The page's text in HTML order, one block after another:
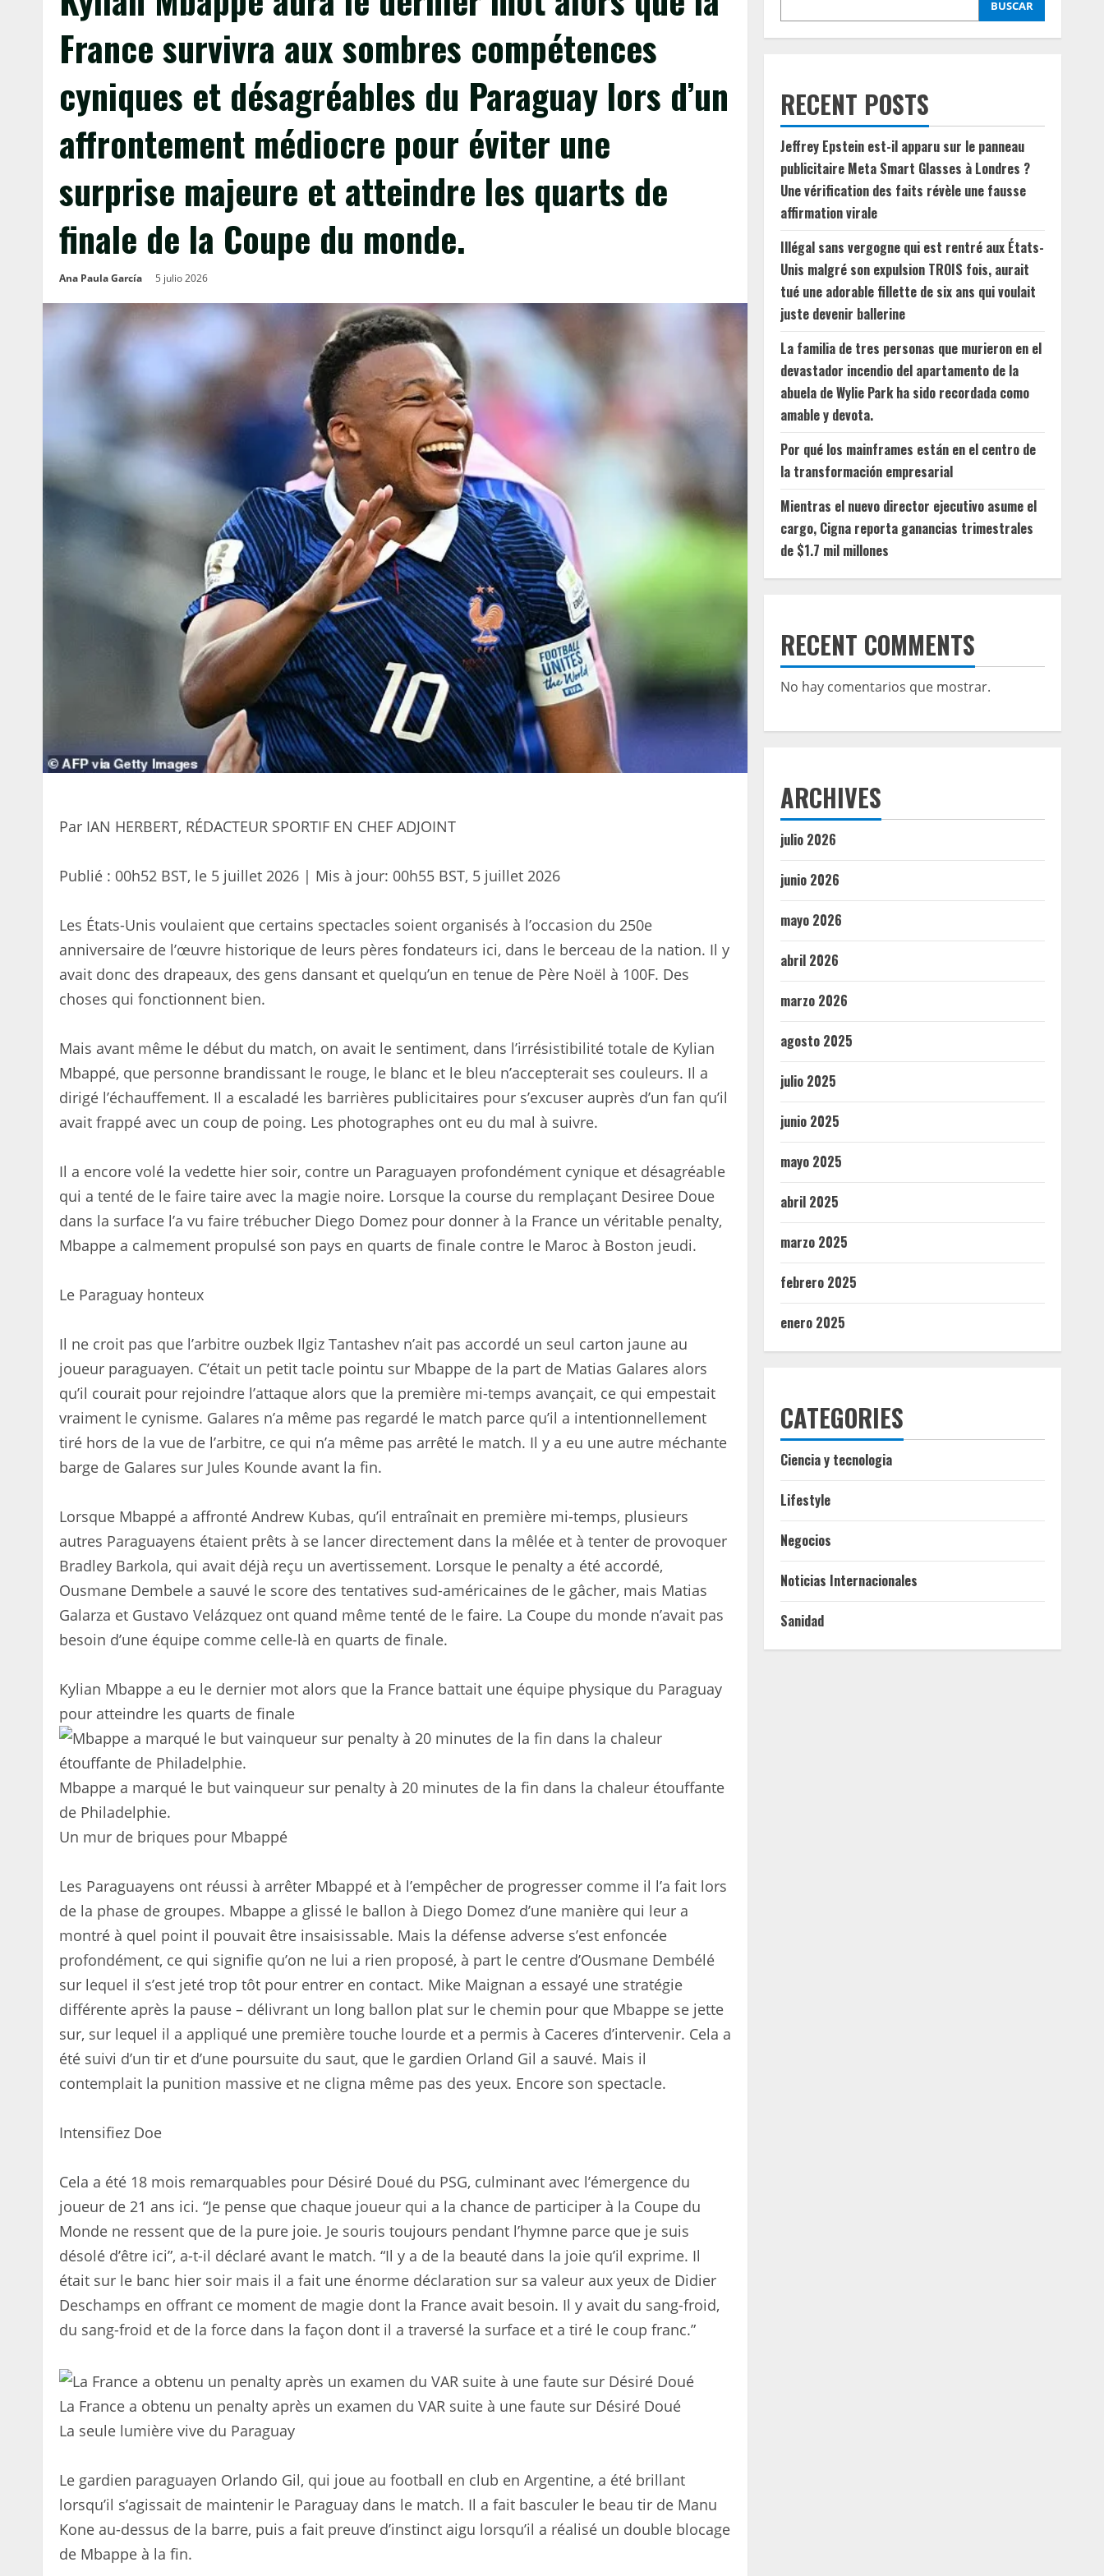
France survivra aux sombres compétences
cyniques et désagréables du Paraguay lors d’un
affrontement médiocre pour éviter une
surprise majeure et atteindre les quarts de
finale de la Coupe du monde.
Ana Paula García 5 julio 2026
Par IAN HERBERT, RÉDACTEUR SPORTIF EN CHEF ADJOINT
Publié : 00h52 BST, le 5 juillet 2026 | Mis à jour: 00h55 BST, 5 juillet 2026
Les États-Unis voulaient que certains spectacles soient organisés à l’occasion du 250e
anniversaire de l’œuvre historique de leurs pères fondateurs ici, dans le berceau de la nation. Il y
avait donc des drapeaux, des gens dansant et quelqu’un en tenue de Père Noël à 100F. Des
choses qui fonctionnent bien.
Mais avant même le début du match, on avait le sentiment, dans l’irrésistibilité totale de Kylian
Mbappé, que personne brandissant le rouge, le blanc et le bleu n’accepterait ses couleurs. Il a
dirigé l’échauffement. Il a escaladé les barrières publicitaires pour s’excuser auprès d’un fan qu’il
avait frappé avec un coup de poing. Les photographes ont eu du mal à suivre.
Il a encore volé la vedette hier soir, contre un Paraguayen profondément cynique et désagréable
qui a tenté de le faire taire avec la magie noire. Lorsque la course du remplaçant Desiree Doue
dans la surface l’a vu faire trébucher Diego Domez pour donner à la France un véritable penalty,
Mbappe a calmement propulsé son pays en quarts de finale contre le Maroc à Boston jeudi.
Le Paraguay honteux
Il ne croit pas que l’arbitre ouzbek Ilgiz Tantashev n’ait pas accordé un seul carton jaune au
joueur paraguayen. C’était un petit tacle pointu sur Mbappe de la part de Matias Galares alors
qu’il courait pour rejoindre l’attaque alors que la première mi-temps avançait, ce qui empestait
vraiment le cynisme. Galares n’a même pas regardé le match parce qu’il a intentionnellement
tiré hors de la vue de l’arbitre, ce qui n’a même pas arrêté le match. Il y a eu une autre méchante
barge de Galares sur Jules Kounde avant la fin.
Lorsque Mbappé a affronté Andrew Kubas, qu’il entraînait en première mi-temps, plusieurs
autres Paraguayens étaient prêts à se lancer directement dans la mêlée et à tenter de provoquer
Bradley Barkola, qui avait déjà reçu un avertissement. Lorsque le penalty a été accordé,
Ousmane Dembele a sauvé le score des tentatives sud-américaines de le gâcher, mais Matias
Galarza et Gustavo Velázquez ont quand même tenté de le faire. La Coupe du monde n’avait pas
besoin d’une équipe comme celle-là en quarts de finale.
Kylian Mbappe a eu le dernier mot alors que la France battait une équipe physique du Paraguay
pour atteindre les quarts de finale
Mbappe a marqué le but vainqueur sur penalty à 20 minutes de la fin dans la chaleur étouffante
de Philadelphie.
Un mur de briques pour Mbappé
Les Paraguayens ont réussi à arrêter Mbappé et à l’empêcher de progresser comme il l’a fait lors
de la phase de groupes. Mbappe a glissé le ballon à Diego Domez d’une manière qui leur a
montré à quel point il pouvait être insaisissable. Mais la défense adverse s’est enfoncée
profondément, ce qui signifie qu’on ne lui a rien proposé, à part le centre d’Ousmane Dembélé
sur lequel il s’est jeté trop tôt pour entrer en contact. Mike Maignan a essayé une stratégie
différente après la pause – délivrant un long ballon plat sur le chemin pour que Mbappe se jette
sur, sur lequel il a appliqué une première touche lourde et a permis à Caceres d’intervenir. Cela a
été suivi d’un tir et d’une poursuite du saut, que le gardien Orland Gil a sauvé. Mais il
contemplait la punition massive et ne cligna même pas des yeux. Encore son spectacle.
Intensifiez Doe
Cela a été 18 mois remarquables pour Désiré Doué du PSG, culminant avec l’émergence du
joueur de 21 ans ici. “Je pense que chaque joueur qui a la chance de participer à la Coupe du
Monde ne ressent que de la pure joie. Je souris toujours pendant l’hymne parce que je suis
désolé d’être ici”, a-t-il déclaré avant le match. “Il y a de la beauté dans la joie qu’il exprime. Il
était sur le banc hier soir mais il a fait une énorme déclaration sur sa valeur aux yeux de Didier
Deschamps en offrant ce moment de magie dont la France avait besoin. Il y avait du sang-froid,
du sang-froid et de la force dans la façon dont il a traversé la surface et a tiré le coup franc.”
La France a obtenu un penalty après un examen du VAR suite à une faute sur Désiré Doué
La seule lumière vive du Paraguay
Le gardien paraguayen Orlando Gil, qui joue au football en club en Argentine, a été brillant
lorsqu’il s’agissait de maintenir le Paraguay dans le match. Il a fait basculer le beau tir de Manu
Kone au-dessus de la barre, puis a fait preuve d’instinct aigu lorsqu’il a réalisé un double blocage
de Mbappe à la fin.
BUSCAR
RECENT POSTS
Jeffrey Epstein est-il apparu sur le panneau
publicitaire Meta Smart Glasses à Londres ?
Une vérification des faits révèle une fausse
affirmation virale
Illégal sans vergogne qui est rentré aux États-
Unis malgré son expulsion TROIS fois, aurait
tué une adorable fillette de six ans qui voulait
juste devenir ballerine
La familia de tres personas que murieron en el
devastador incendio del apartamento de la
abuela de Wylie Park ha sido recordada como
amable y devota.
Por qué los mainframes están en el centro de
la transformación empresarial
Mientras el nuevo director ejecutivo asume el
cargo, Cigna reporta ganancias trimestrales
de $1.7 mil millones
RECENT COMMENTS
No hay comentarios que mostrar.
ARCHIVES
julio 2026
junio 2026
mayo 2026
abril 2026
marzo 2026
agosto 2025
julio 2025
junio 2025
mayo 2025
abril 2025
marzo 2025
febrero 2025
enero 2025
CATEGORIES
Ciencia y tecnologia
Lifestyle
Negocios
Noticias Internacionales
Sanidad